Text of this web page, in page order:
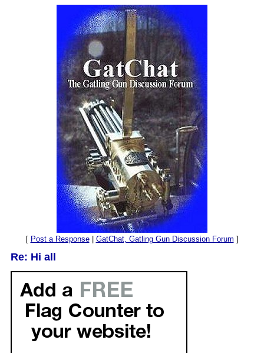
[ Post a Response| GatChat, Gatling Gun Discussion Forum ]
Re: Hi all